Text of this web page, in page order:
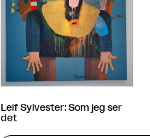
Leif Sylvester: Som jeg ser
det